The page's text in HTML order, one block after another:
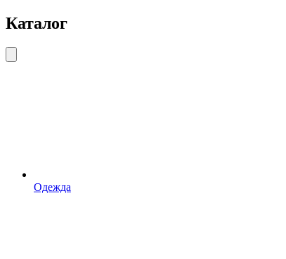
Каталог
Одежда